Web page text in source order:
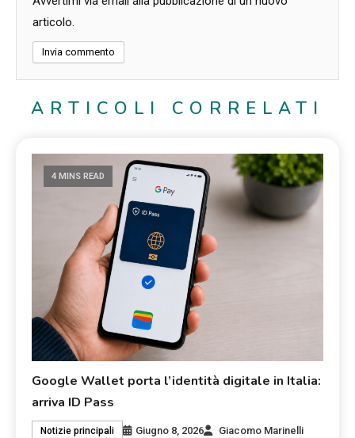
articolo.
ARTICOLI CORRELATI
4 MINS READ
Google Wallet porta l’identità digitale in Italia:
arriva ID Pass
Notizie principali Giugno 8, 2026 Giacomo Marinelli